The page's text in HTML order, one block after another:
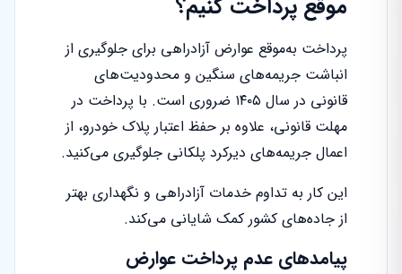
موقع پرداخت کنیم؟
پرداخت به‌موقع عوارض آزادراهی برای جلوگیری از
انباشت جریمه‌های سنگین و محدودیت‌های
قانونی در سال ۱۴۰۵ ضروری است. با پرداخت در
مهلت قانونی، علاوه بر حفظ اعتبار پلاک خودرو، از
اعمال جریمه‌های دیرکرد پلکانی جلوگیری می‌کنید.
این کار به تداوم خدمات آزادراهی و نگهداری بهتر
از جاده‌های کشور کمک شایانی می‌کند.
پیامدهای عدم پرداخت عوارض